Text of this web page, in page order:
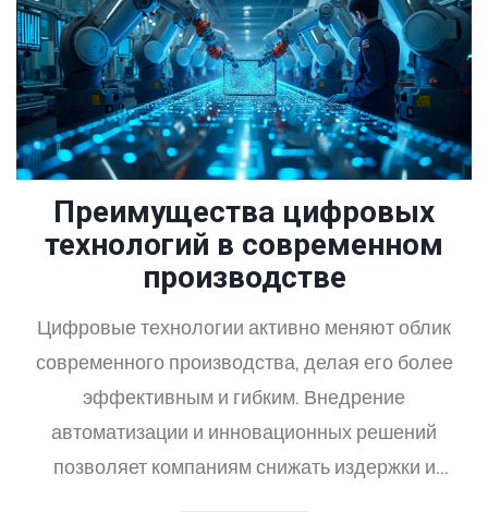
поддержке эти сектора могут создать новые
рабочие места и повысить экспортный потенциал
страны. Важно также учитывать экологические
аспекты и современные мировые тенденции для
успешного развития экономики.
Преимущества цифровых
технологий в современном
производстве
Цифровые технологии активно меняют облик
современного производства, делая его более
эффективным и гибким. Внедрение
автоматизации и инновационных решений
позволяет компаниям снижать издержки и